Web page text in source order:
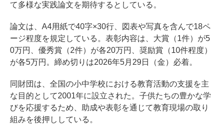
て多様な実践論文を期待するとしている。
論文は、A4用紙で40字×30行、図表や写真を含んで18ペ
ージ程度を規定している。表彰内容は、大賞（1件）が5
0万円、優秀賞（2件）が各20万円、奨励賞（10件程度）
が各5万円。締め切りは2026年5月29日（金）必着。
同財団は、全国の小中学校における教育活動の支援を主
な目的として2001年に設立された。子供たちの豊かな学
びを応援するため、助成や表彰を通じて教育現場の取り
組みを後押ししている。